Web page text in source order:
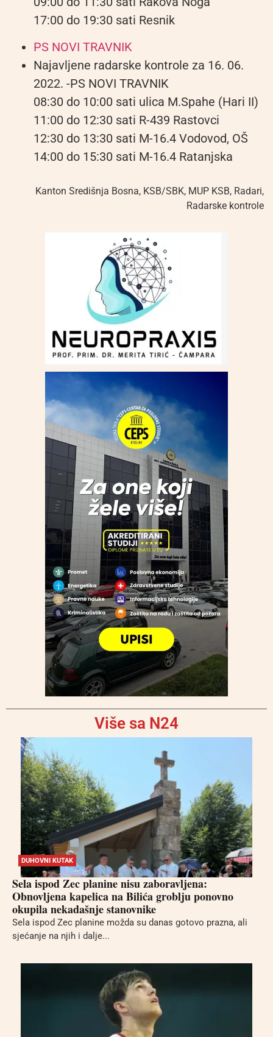
17:00 do 19:30 sati Resnik
PS NOVI TRAVNIK
Najavljene radarske kontrole za 16. 06.
2022. -PS NOVI TRAVNIK
08:30 do 10:00 sati ulica M.Spahe (Hari II)
11:00 do 12:30 sati R-439 Rastovci
12:30 do 13:30 sati M-16.4 Vodovod, OŠ
14:00 do 15:30 sati M-16.4 Ratanjska
Kanton Središnja Bosna, KSB/SBK, MUP KSB, Radari,
Radarske kontrole
Više sa N24
DUHOVNI KUTAK
Sela ispod Zec planine nisu zaboravljena:
Obnovljena kapelica na Bilića groblju ponovno
okupila nekadašnje stanovnike
Sela ispod Zec planine možda su danas gotovo prazna, ali
sjećanje na njih i dalje...